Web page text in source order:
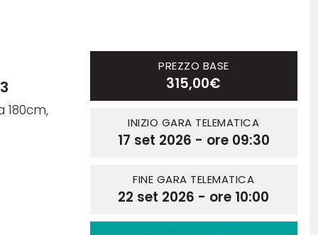
180cm,
PREZZO BASE
315,00€
INIZIO GARA TELEMATICA
17 set 2026 - ore 09:30
FINE GARA TELEMATICA
22 set 2026 - ore 10:00